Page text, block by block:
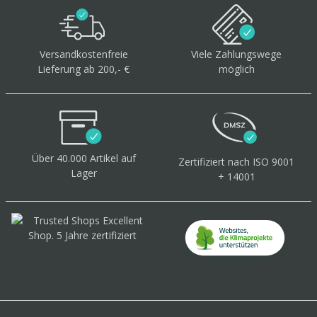
Versandkostenfreie
Lieferung ab 200,- €
Viele Zahlungswege
möglich
Über 40.000 Artikel auf
Lager
Zertifiziert nach ISO 9001
+ 14001